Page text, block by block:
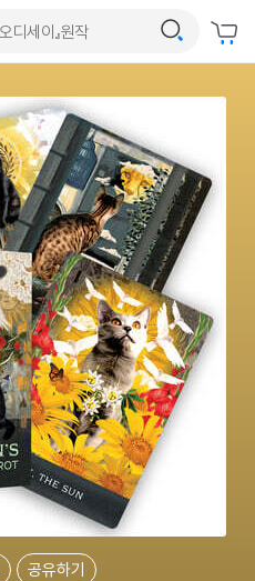
공유하기